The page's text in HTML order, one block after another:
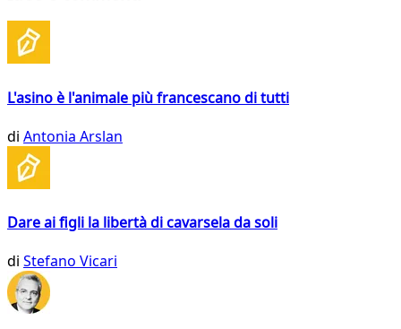
L'asino è l'animale più francescano di tutti
di Antonia Arslan
Dare ai figli la libertà di cavarsela da soli
di Stefano Vicari